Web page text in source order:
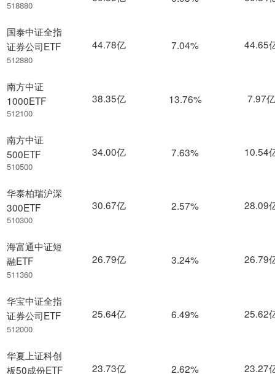
518880
国泰中证全指
证券公司ETF
512880
南方中证
1000ETF
512100
南方中证
500ETF
510500
华泰柏瑞沪深
300ETF
510300
海富通中证短
融ETF
511360
华宝中证全指
证券公司ETF
512000
华夏上证科创
板50成份ETF
44.78亿 7.04% 44.65
38.35亿 13.76% 7.97亿
34.00亿 7.63% 10.54
30.67亿 2.57% 28.09
26.79亿 3.24% 26.79
25.64亿 6.49% 25.62
23.73亿 2.62% 23.27